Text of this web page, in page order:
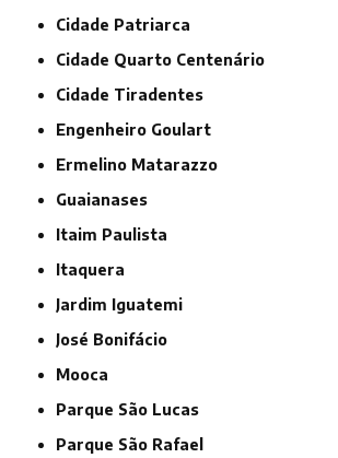
Cidade Patriarca
Cidade Quarto Centenário
Cidade Tiradentes
Engenheiro Goulart
Ermelino Matarazzo
Guaianases
Itaim Paulista
Itaquera
Jardim Iguatemi
José Bonifácio
Mooca
Parque São Lucas
Parque São Rafael